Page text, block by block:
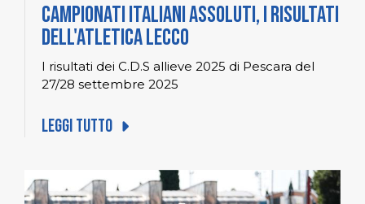
Campionati Italiani Assoluti, i risultati
dell'Atletica Lecco
I risultati dei C.D.S allieve 2025 di Pescara del
27/28 settembre 2025
Leggi tutto